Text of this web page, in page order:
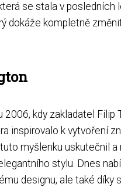
se stala v
dokáže kompletně
kdy zakladatel
inspirovalo k vytvoření
myšlenku uskutečnil
stylu. Dnes
designu, ale také